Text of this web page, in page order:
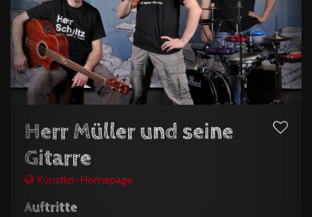
Herr Müller und seine
Gitarre
Künstler-Homepage
Auftritte